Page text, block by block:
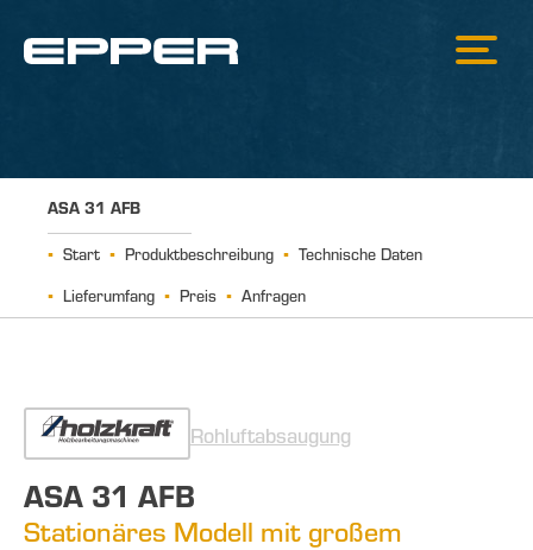
ASA 31 AFB
Start Produktbeschreibung
Technische Daten
Lieferumfang
Preis Anfragen
Rohluftabsaugung
ASA 31 AFB
Stationäres Modell mit großem